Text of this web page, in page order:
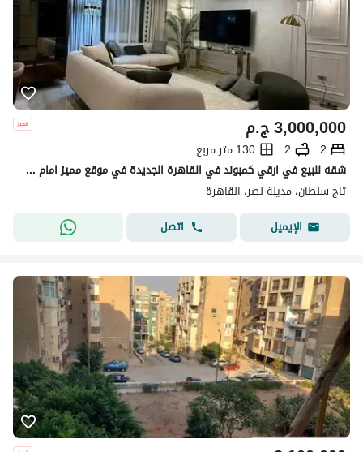
ج.م3,000,000
2
2
130 متر مربع
شقه للبيع في ارقي كمبوند في القاهرة الجديدة في موقع مميز امام مطار القاهرة دقايق من مصر الجديده ومدينة نصر
تاج سلطان، مدينة نصر، القاهرة
الإيميل
اتصل